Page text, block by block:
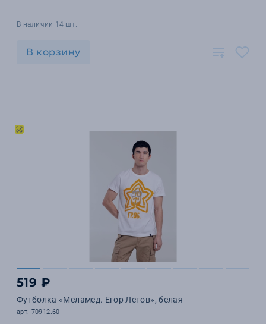
В наличии 14 шт.
В корзину
519 ₽
Футболка «Меламед. Егор Летов», белая
арт. 70912.60